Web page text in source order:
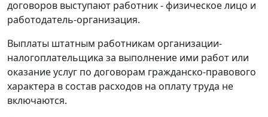
договоров выступают работник - физическое лицо и
работодатель-организация.
Выплаты штатным работникам организации-
налогоплательщика за выполнение ими работ или
оказание услуг по договорам гражданско-правового
характера в состав расходов на оплату труда не
включаются.